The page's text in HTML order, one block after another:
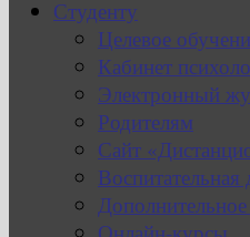
Студенту
Целевое
Кабинет
Электронный
Родителям
Сайт
Воспитательная